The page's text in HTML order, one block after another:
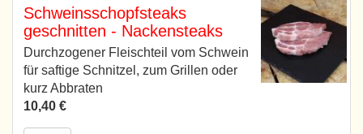
Schweinsschopfsteaks
geschnitten - Nackensteaks
Durchzogener Fleischteil vom Schwein
für saftige Schnitzel, zum Grillen oder
kurz Abbraten
10,40 €